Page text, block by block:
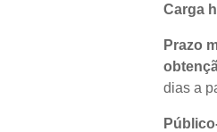
Carga
Prazo
dias a